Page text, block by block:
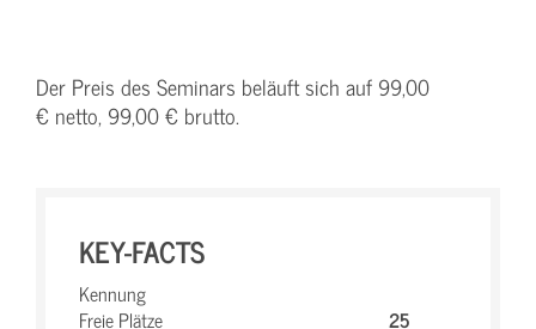
Der Preis des Seminars beläuft sich auf 99,00
€ netto, 99,00 € brutto.
KEY-FACTS
Kennung
Freie Plätze
25